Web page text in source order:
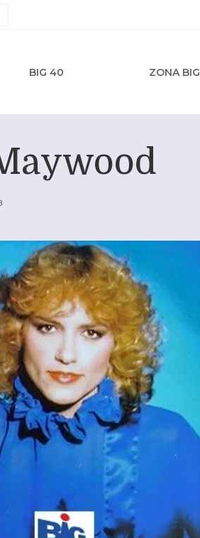
BIG 40 ZONA BIG